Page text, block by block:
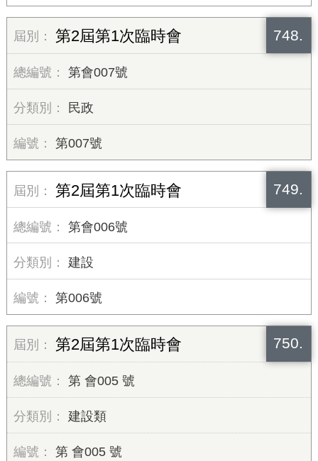
748.
第2屆第1次臨時會
第會007號
民政
第007號
749.
第2屆第1次臨時會
第會006號
建設
第006號
750.
第2屆第1次臨時會
第 會005 號
建設類
第 會005 號